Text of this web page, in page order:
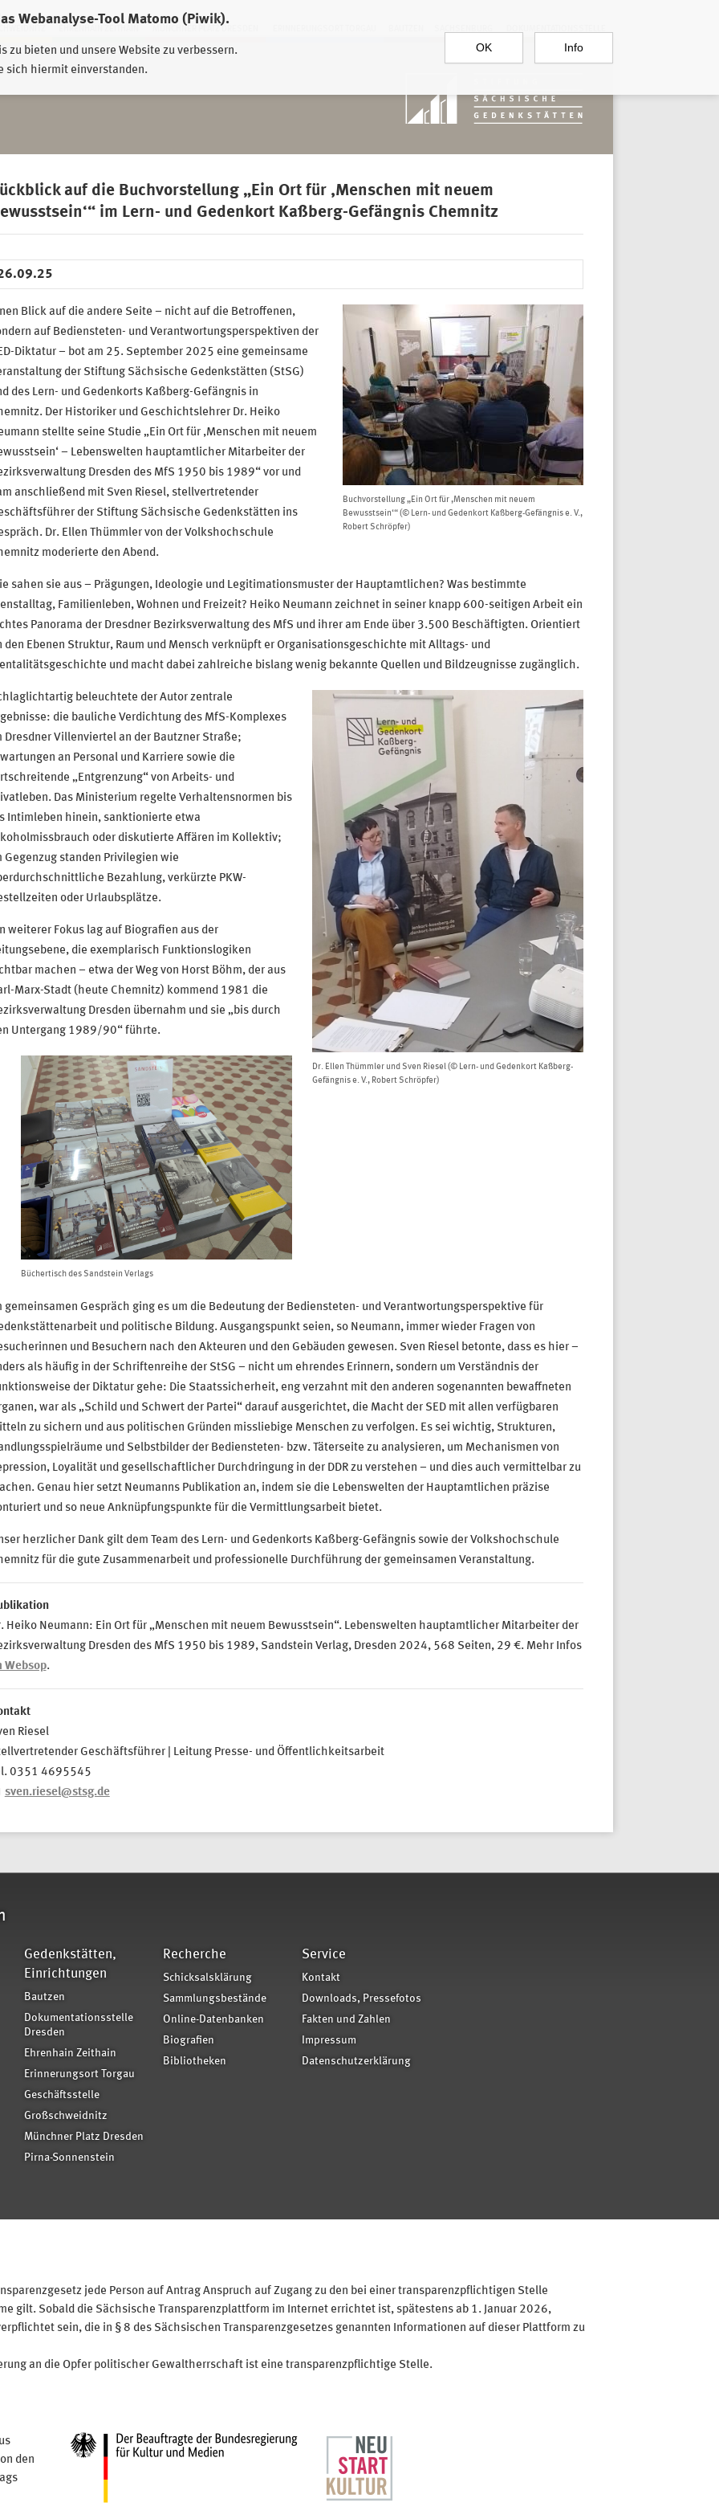
Webanalyse-Tool Matomo (Piwik).
zu bieten und unsere Website zu verbessern.
sich hiermit einverstanden.
OK Info
EHRENHAIN ZEITHAIN MÜNCHNER PLATZ DRESDEN
auf die Buchvorstellung „Ein Ort für ,Menschen mit neuem
im Lern- und Gedenkort Kaßberg-Gefängnis Chemnitz
Buchvorstellung „Ein Ort für ,Menschen mit neuem
Bewusstsein‘“ (© Lern- und Gedenkort Kaßberg-Gefängnis e. V.,
Robert Schröpfer)
Blick auf die andere Seite – nicht auf die Betroffenen,
auf Bediensteten- und Verantwortungsperspektiven der
Diktatur – bot am 25. September 2025 eine gemeinsame
der Stiftung Sächsische Gedenkstätten (StSG)
des Lern- und Gedenkorts Kaßberg-Gefängnis in
Der Historiker und Geschichtslehrer Dr. Heiko
stellte seine Studie „Ein Ort für ,Menschen mit neuem
– Lebenswelten hauptamtlicher Mitarbeiter der
Dresden des MfS 1950 bis 1989“ vor und
anschließend mit Sven Riesel, stellvertretender
der Stiftung Sächsische Gedenkstätten ins
Dr. Ellen Thümmler von der Volkshochschule
moderierte den Abend.
sahen sie aus – Prägungen, Ideologie und Legitimationsmuster der Hauptamtlichen? Was bestimmte
Familienleben, Wohnen und Freizeit? Heiko Neumann zeichnet in seiner knapp 600-seitigen Arbeit ein
Panorama der Dresdner Bezirksverwaltung des MfS und ihrer am Ende über 3.500 Beschäftigten. Orientiert
den Ebenen Struktur, Raum und Mensch verknüpft er Organisationsgeschichte mit Alltags- und
und macht dabei zahlreiche bislang wenig bekannte Quellen und Bildzeugnisse zugänglich.
Dr. Ellen Thümmler und Sven Riesel (© Lern- und Gedenkort Kaßberg-
Gefängnis e. V., Robert Schröpfer)
beleuchtete der Autor zentrale
die bauliche Verdichtung des MfS-Komplexes
Dresdner Villenviertel an der Bautzner Straße;
an Personal und Karriere sowie die
„Entgrenzung“ von Arbeits- und
Das Ministerium regelte Verhaltensnormen bis
Intimleben hinein, sanktionierte etwa
oder diskutierte Affären im Kollektiv;
Gegenzug standen Privilegien wie
Bezahlung, verkürzte PKW-
oder Urlaubsplätze.
weiterer Fokus lag auf Biografien aus der
die exemplarisch Funktionslogiken
machen – etwa der Weg von Horst Böhm, der aus
Marx-Stadt (heute Chemnitz) kommend 1981 die
Dresden übernahm und sie „bis durch
Untergang 1989/90“ führte.
Büchertisch des Sandstein Verlags
gemeinsamen Gespräch ging es um die Bedeutung der Bediensteten- und Verantwortungsperspektive für
und politische Bildung. Ausgangspunkt seien, so Neumann, immer wieder Fragen von
und Besuchern nach den Akteuren und den Gebäuden gewesen. Sven Riesel betonte, dass es hier –
als häufig in der Schriftenreihe der StSG – nicht um ehrendes Erinnern, sondern um Verständnis der
der Diktatur gehe: Die Staatssicherheit, eng verzahnt mit den anderen sogenannten bewaffneten
war als „Schild und Schwert der Partei“ darauf ausgerichtet, die Macht der SED mit allen verfügbaren
zu sichern und aus politischen Gründen missliebige Menschen zu verfolgen. Es sei wichtig, Strukturen,
und Selbstbilder der Bediensteten- bzw. Täterseite zu analysieren, um Mechanismen von
Loyalität und gesellschaftlicher Durchdringung in der DDR zu verstehen – und dies auch vermittelbar zu
Genau hier setzt Neumanns Publikation an, indem sie die Lebenswelten der Hauptamtlichen präzise
und so neue Anknüpfungspunkte für die Vermittlungsarbeit bietet.
herzlicher Dank gilt dem Team des Lern- und Gedenkorts Kaßberg-Gefängnis sowie der Volkshochschule
für die gute Zusammenarbeit und professionelle Durchführung der gemeinsamen Veranstaltung.
Heiko Neumann: Ein Ort für „Menschen mit neuem Bewusstsein“. Lebenswelten hauptamtlicher Mitarbeiter der
Dresden des MfS 1950 bis 1989, Sandstein Verlag, Dresden 2024, 568 Seiten, 29 €. Mehr Infos
Websop.
Riesel
Geschäftsführer | Leitung Presse- und Öffentlichkeitsarbeit
0351 4695545
sven.riesel@stsg.de
Gedenkstätten,
Einrichtungen
Bautzen
Dokumentationsstelle
Dresden
Ehrenhain Zeithain
Erinnerungsort Torgau
Geschäftsstelle
Großschweidnitz
Münchner Platz Dresden
Pirna-Sonnenstein
Recherche
Schicksalsklärung
Sammlungsbestände
Online-Datenbanken
Biografien
Bibliotheken
Service
Kontakt
Downloads, Pressefotos
Fakten und Zahlen
Impressum
Datenschutzerklärung
jede Person auf Antrag Anspruch auf Zugang zu den bei einer transparenzpflichtigen Stelle
gilt. Sobald die Sächsische Transparenzplattform im Internet errichtet ist, spätestens ab 1. Januar 2026,
sein, die in § 8 des Sächsischen Transparenzgesetzes genannten Informationen auf dieser Plattform zu
an die Opfer politischer Gewaltherrschaft ist eine transparenzpflichtige Stelle.
den